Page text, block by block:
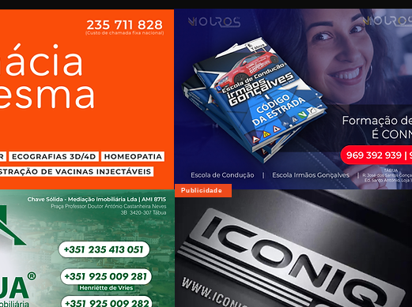
Publicidade